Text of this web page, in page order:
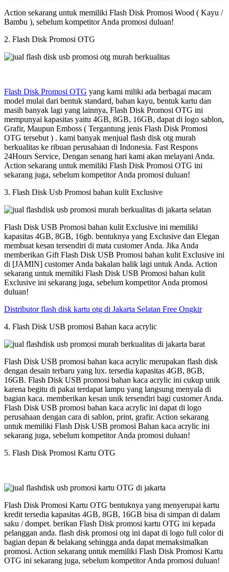
Action sekarang untuk memiliki Flash Disk Promosi Wood ( Kayu /
Bambu ), sebelum kompetitor Anda promosi duluan!
2. Flash Disk Promosi OTG
Flash Disk Promosi OTG yang kami miliki ada berbagai macam
model mulai dari bentuk standard, bahan kayu, bentuk kartu dan
masih banyak lagi yang lainnya, Flash Disk Promosi OTG ini
mempunyai kapasitas yaitu 4GB, 8GB, 16GB, dapat di logo sablon,
Grafir, Maupun Emboss ( Tergantung jenis Flash Disk Promosi
OTG tersebut ) . kami banyak menjual flash disk otg murah
berkualitas ke ribuan perusahaan di Indonesia. Fast Respons
24Hours Service, Dengan senang hari kami akan melayani Anda.
Action sekarang untuk memiliki Flash Disk Promosi OTG ini
sekarang juga, sebelum kompetitor Anda promosi duluan!
3. Flash Disk Usb Promosi bahan kulit Exclusive
Flash Disk USB Promosi bahan kulit Exclusive ini memiliki
kapasitas 4GB, 8GB, 16gb. bentuknya yang Exclusive dan Elegan
membuat kesan tersendiri di mata customer Anda. Jika Anda
memberikan Gift Flash Disk USB Promosi bahan kulit Exclusive ini
di [JAMIN] customer Anda bakalan balik lagi untuk Anda. Action
sekarang untuk memiliki Flash Disk USB Promosi bahan kulit
Exclusive ini sekarang juga, sebelum kompetitor Anda promosi
duluan!
Distributor flash disk kartu otg di Jakarta Selatan Free Ongkir
4. Flash Disk USB promosi Bahan kaca acrylic
Flash Disk USB promosi bahan kaca acrylic merupakan flash disk
dengan desain terbaru yang lux. tersedia kapasitas 4GB, 8GB,
16GB. Flash Disk USB promosi bahan kaca acrylic ini cukup unik
karena begitu di pakai terdapat lampu yang langsung menyala di
bagian kaca. memberikan kesan unik tersendiri bagi customer Anda.
Flash Disk USB promosi bahan kaca acrylic ini dapat di logo
perusahaan dengan cara di sablon, print, grafir. Action sekarang
untuk memiliki Flash Disk USB promosi Bahan kaca acrylic ini
sekarang juga, sebelum kompetitor Anda promosi duluan!
5. Flash Disk Promosi Kartu OTG
Flash Disk Promosi Kartu OTG bentuknya yang menyerupai kartu
kredit tersedia kapasitas 4GB, 8GB, 16GB bisa di simpan di dalam
saku / dompet. berikan Flash Disk promosi kartu OTG ini kepada
pelanggan anda. flash disk promosi otg ini dapat di logo full color di
bagian depan & belakang sehingga anda dapat memaksimalkan
promosi. Action sekarang untuk memiliki Flash Disk Promosi Kartu
OTG ini sekarang juga, sebelum kompetitor Anda promosi duluan!